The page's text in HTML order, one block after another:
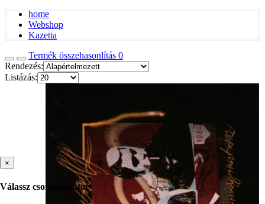
home
Webshop
Kazetta
Termék összehasonlítás 0
Rendezés:
Listázás:
×
Válassz csomagpontot